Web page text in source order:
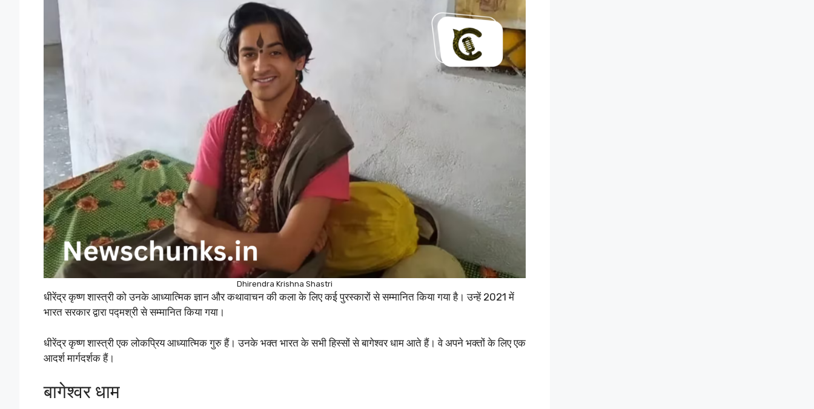
Dhirendra Krishna Shastri
धीरेंद्र कृष्ण शास्त्री को उनके आध्यात्मिक ज्ञान और कथावाचन की कला के लिए कई पुरस्कारों से सम्मानित किया गया है। उन्हें 2021 में
भारत सरकार द्वारा पद्मश्री से सम्मानित किया गया।
धीरेंद्र कृष्ण शास्त्री एक लोकप्रिय आध्यात्मिक गुरु हैं। उनके भक्त भारत के सभी हिस्सों से बागेश्वर धाम आते हैं। वे अपने भक्तों के लिए एक
आदर्श मार्गदर्शक हैं।
बागेश्वर धाम